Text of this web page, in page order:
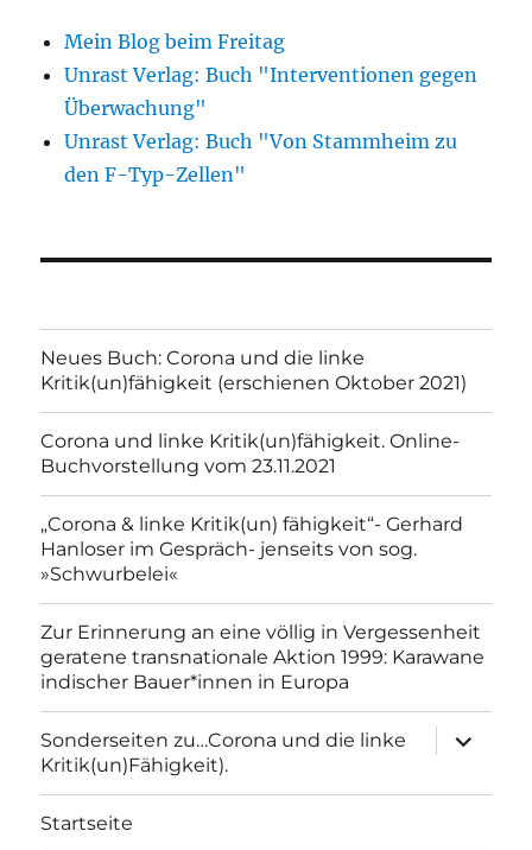
Mein Blog beim Freitag
Unrast Verlag: Buch "Interventionen gegen
Überwachung"
Unrast Verlag: Buch "Von Stammheim zu
den F-Typ-Zellen"
Neues Buch: Corona und die linke
Kritik(un)fähigkeit (erschienen Oktober 2021)
Corona und linke Kritik(un)fähigkeit. Online-
Buchvorstellung vom 23.11.2021
„Corona & linke Kritik(un) fähigkeit“- Gerhard
Hanloser im Gespräch- jenseits von sog.
»Schwurbelei«
Zur Erinnerung an eine völlig in Vergessenheit
geratene transnationale Aktion 1999: Karawane
indischer Bauer*innen in Europa
Sonderseiten zu…Corona und die linke
Kritik(un)Fähigkeit).
anzeigen
Startseite